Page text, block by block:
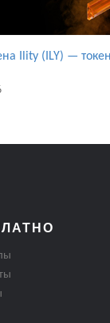
Ility (ILY) —